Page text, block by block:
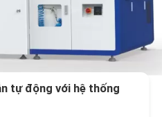
tự động với hệ thống